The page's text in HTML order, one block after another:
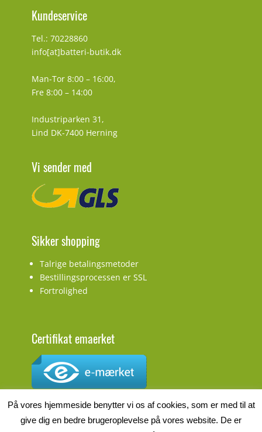
Kundeservice
Tel.: 70228860
info[at]batteri-butik.dk
Man-Tor 8:00 – 16:00,
Fre 8:00 – 14:00
Industriparken 31,
Lind DK-7400 Herning
Vi sender med
Sikker shopping
Talrige betalingsmetoder
Bestillingsprocessen er SSL
Fortrolighed
Certifikat emaerket
CVR.nr.: DK27927548
På vores hjemmeside benytter vi os af cookies, som er med til at
give dig en bedre brugeroplevelse på vores website. De er